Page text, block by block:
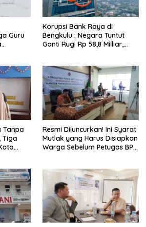
Guru
Korupsi Bank Raya di
Bengkulu : Negara Tuntut
Ganti Rugi Rp 58,8 Milliar,
Tanpa
Tiga
Resmi Diluncurkan! Ini Syarat
Mutlak yang Harus Disiapkan
Warga Sebelum Petugas BPN